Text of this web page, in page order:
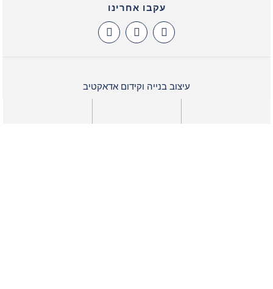
עקבו אחרינו
עיצוב בנייה וקידום אדאקטיב